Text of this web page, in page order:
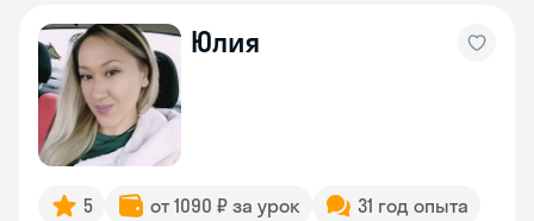
Юлия
5 от 1090 ₽ за урок
31 год опыта